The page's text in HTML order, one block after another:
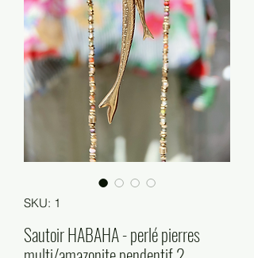
SKU: 1
Sautoir HABAHA - perlé pierres